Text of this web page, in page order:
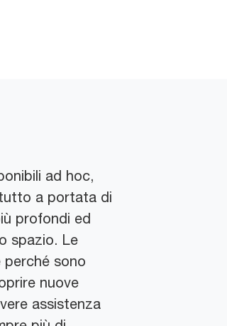
ad hoc,
tutto a portata di
profondi ed
spazio. Le
sono
nuove
assistenza